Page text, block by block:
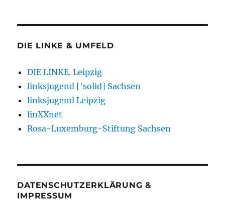
DIE LINKE & UMFELD
DIE LINKE. Leipzig
linksjugend ['solid] Sachsen
linksjugend Leipzig
linXXnet
Rosa-Luxemburg-Stiftung Sachsen
DATENSCHUTZERKLÄRUNG &
IMPRESSUM